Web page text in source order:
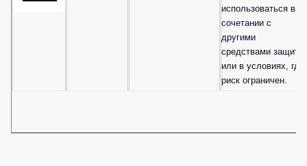
использоваться в
сочетании с
другими
средствами защиты
или в условиях, где
риск ограничен.